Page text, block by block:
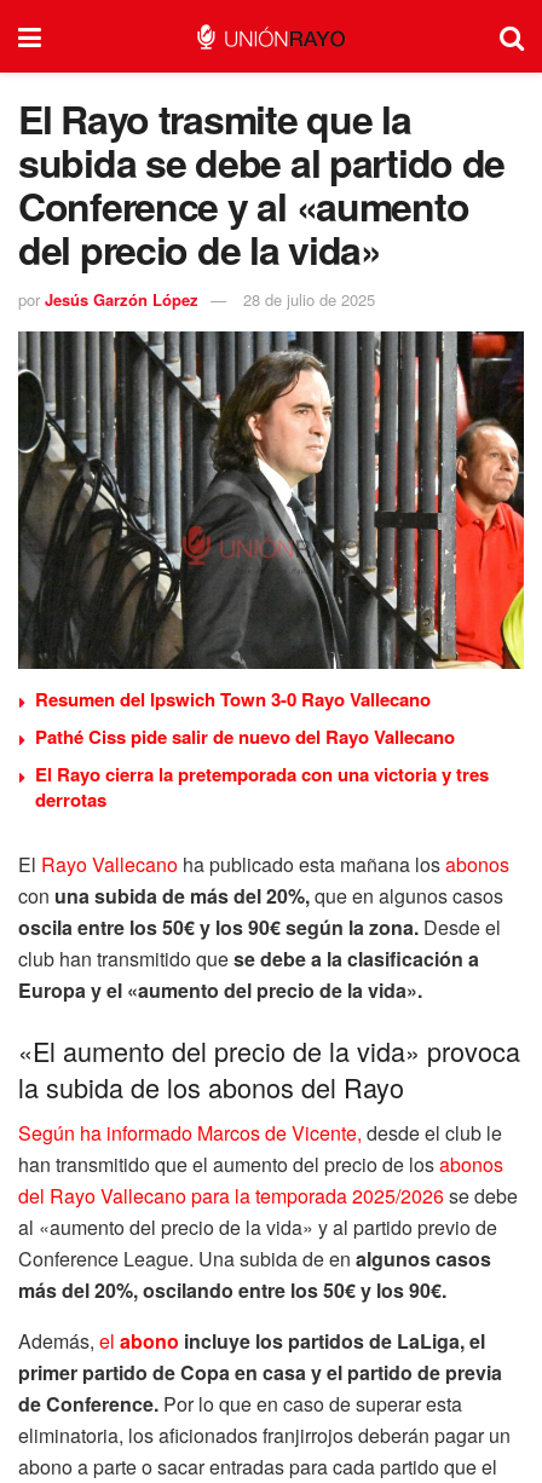
El Rayo trasmite que la
subida se debe al partido de
Conference y al «aumento
del precio de la vida»
por Jesús Garzón López 28 de julio de 2025
Resumen del Ipswich Town 3-0 Rayo Vallecano
Pathé Ciss pide salir de nuevo del Rayo Vallecano
El Rayo cierra la pretemporada con una victoria y tres
derrotas
El Rayo Vallecano ha publicado esta mañana losabonos
con una subida de más del 20%,que en algunos casos
oscila entre los 50€ y los 90€ según la zona. Desde el
club han transmitido quese debe a la clasificación a
Europa y el «aumento del precio de la vida».
«El aumento del precio de la vida» provoca
la subida de los abonos del Rayo
Según ha informado Marcos de Vicente, desde el club le
han transmitido que el aumento del precio de losabonos
del Rayo Vallecano para la temporada 2025/2026se debe
al «aumento del precio de la vida» y al partido previo de
Conference League. Una subida de en algunos casos
más del 20%, oscilando entre los 50€ y los 90€.
Además, el abono incluye los partidos de LaLiga, el
primer partido de Copa en casa y el partido de previa
de Conference. Por lo que en caso de superar esta
eliminatoria, los aficionados franjirrojos deberán pagar un
abono a parte o sacar entradas para cada partido que el